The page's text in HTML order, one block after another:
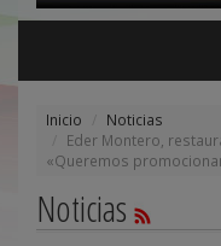
Inicio
Noticias
Eder Montero,
«Queremos
Noticias